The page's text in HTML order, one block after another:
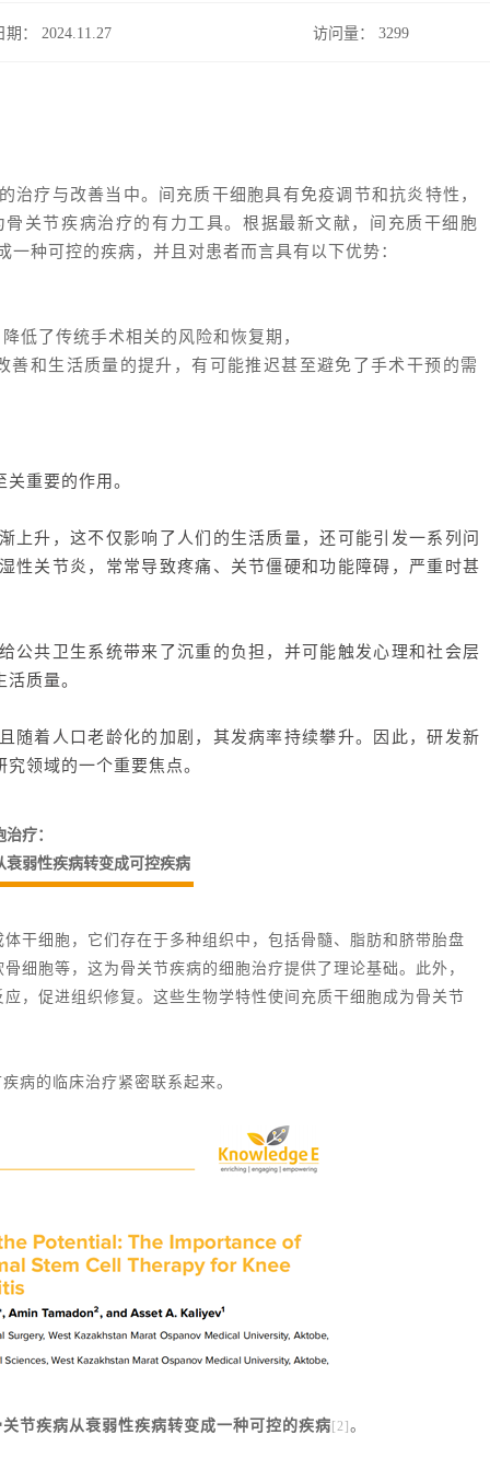
期： 2024.11.27 访问量： 3299
治疗与改善当中。间充质干细胞具有免疫调节和抗炎特性，
关节疾病治疗的有力工具。根据最新文献，间充质干细胞
种可控的疾病，并且对患者而言具有以下优势：
低了传统手术相关的风险和恢复期，
和生活质量的提升，有可能推迟甚至避免了手术干预的需
重要的作用。
上升，这不仅影响了人们的生活质量，还可能引发一系列问
性关节炎，常常导致疼痛、关节僵硬和功能障碍，严重时甚
公共卫生系统带来了沉重的负担，并可能触发心理和社会层
质量。
随着人口老龄化的加剧，其发病率持续攀升。因此，研发新
领域的一个重要焦点。
疗：
衰弱性疾病转变成可控疾病
干细胞，它们存在于多种组织中，包括骨髓、脂肪和脐带胎盘
细胞等，这为骨关节疾病的细胞治疗提供了理论基础。此外，
，促进组织修复。这些生物学特性使间充质干细胞成为骨关节
病的临床治疗紧密联系起来。
节疾病从衰弱性疾病转变成一种可控的疾病 [2] 。